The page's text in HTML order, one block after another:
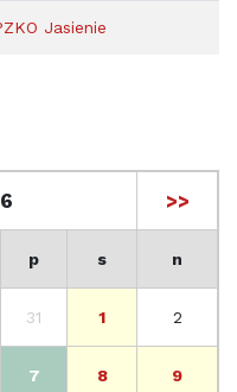
Jasienie
>>
p s n
31 1 2
7 8 9